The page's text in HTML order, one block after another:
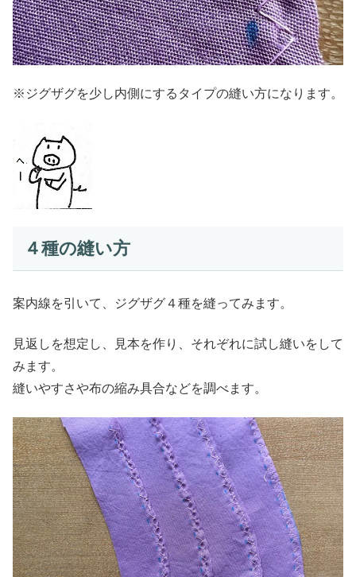
※ジグザグを少し内側にするタイプの縫い方になります。
４種の縫い方
案内線を引いて、ジグザグ４種を縫ってみます。
見返しを想定し、見本を作り、それぞれに試し縫いをして
みます。
縫いやすさや布の縮み具合などを調べます。